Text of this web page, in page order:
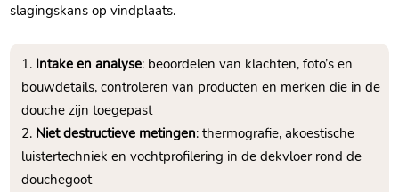
slagingskans op vindplaats.​
Intake en analyse: beoordelen van klachten, foto’s en
bouwdetails, controleren van producten en merken die in de
douche zijn toegepast
Niet destructieve metingen: thermografie, akoestische
luistertechniek en vochtprofilering in de dekvloer rond de
douchegoot